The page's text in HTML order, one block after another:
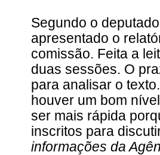
Segundo o
apresentado o
comissão. Feita a
duas sessões. O
para analisar o
houver um bom
ser mais rápida
inscritos para
informações da